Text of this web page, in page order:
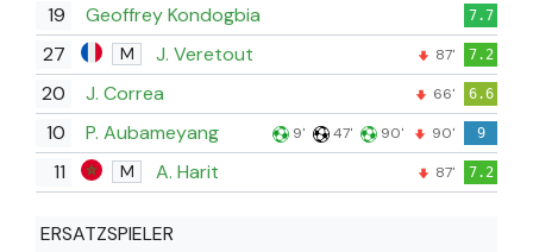
19 Geoffrey Kondogbia 7.7
27 M J. Veretout 87' 7.2
20 J. Correa 66' 6.6
10 P. Aubameyang 9' 47' 90' 90' 9
11 M A. Harit 87' 7.2
ERSATZSPIELER